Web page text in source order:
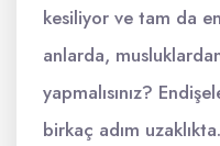
kesiliyor ve tam da
anlarda,
yapmalısınız?
birkaç adım uzaklıkta.